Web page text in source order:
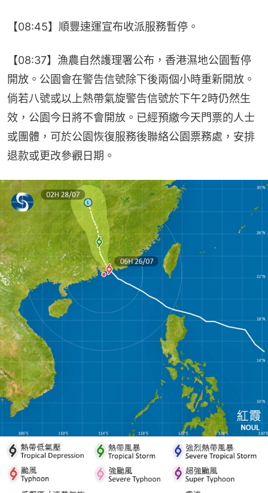
【08:45】順豐速運宣布收派服務暫停。
【08:37】漁農自然護理署公布，香港濕地公園暫停
開放。公園會在警告信號除下後兩個小時重新開放。
倘若八號或以上熱帶氣旋警告信號於下午2時仍然生
效，公園今日將不會開放。已經預繳今天門票的人士
或團體，可於公園恢復服務後聯絡公園票務處，安排
退款或更改參觀日期。